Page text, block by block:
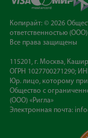
Копирайт: © 2026
ответственностью (ООО)
Все права защищены
115201, г. Москва,
ОГРН 1027700271290;
Юр. лицо, которому
Общество с
(ООО) «Ригла»
Электронная почта: